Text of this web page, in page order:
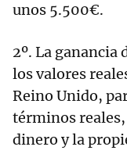
unos 5.500€.
2º. La ganancia
los valores
Reino Unido,
términos reales,
dinero y la